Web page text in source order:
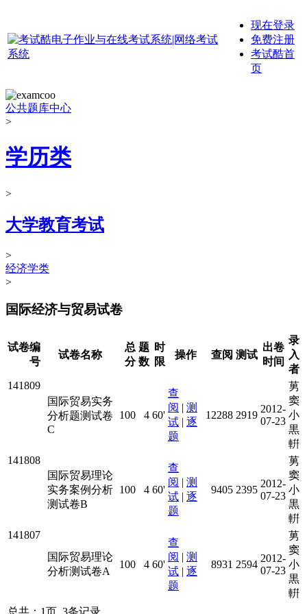
现在登录
免费注册
考试酷首
页
公共题库中心
>
学历类
>
大学教育考试
>
经济学类
>
国际经济与贸易试卷
试卷编
号
试卷名称
总
分
题
数
时
限
操作 查阅 测试
出卷
时间
录
入
者
141809
国际贸易实务
分析题测试卷
C
100 4 60'
查
阅 | 测
试 | 逐
题
12288 2919
2012-
07-23
莮
窦
小
黒
輧
141808
国际贸易理论
实务案例分析
测试卷B
100 4 60'
查
阅 | 测
试 | 逐
题
9405 2395
2012-
07-23
莮
窦
小
黒
輧
141807
国际贸易理论
分析测试卷A
100 4 60'
查
阅 | 测
试 | 逐
题
8931 2594
2012-
07-23
莮
窦
小
黒
輧